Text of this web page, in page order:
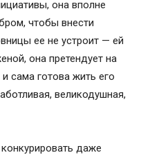
она вполне
чтобы внести
ее не устроит — ей
она претендует на
сама готова жить его
великодушная,
даже